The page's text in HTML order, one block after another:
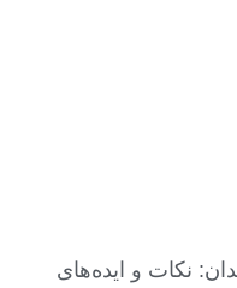
نکات و ایده‌های